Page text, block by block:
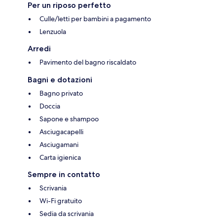
Per un riposo perfetto
Culle/letti per bambini a pagamento
Lenzuola
Arredi
Pavimento del bagno riscaldato
Bagni e dotazioni
Bagno privato
Doccia
Sapone e shampoo
Asciugacapelli
Asciugamani
Carta igienica
Sempre in contatto
Scrivania
Wi-Fi gratuito
Sedia da scrivania